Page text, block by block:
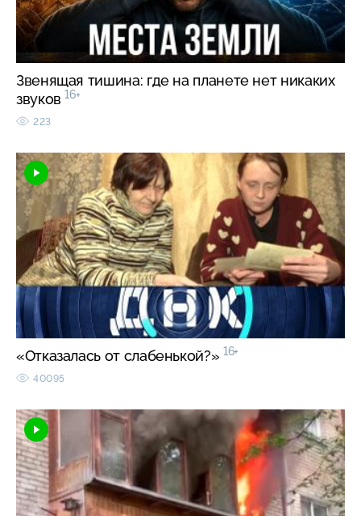
Звенящая тишина: где на планете нет никаких
звуков 16+
223
«Отказалась от слабенькой?» 16+
40095